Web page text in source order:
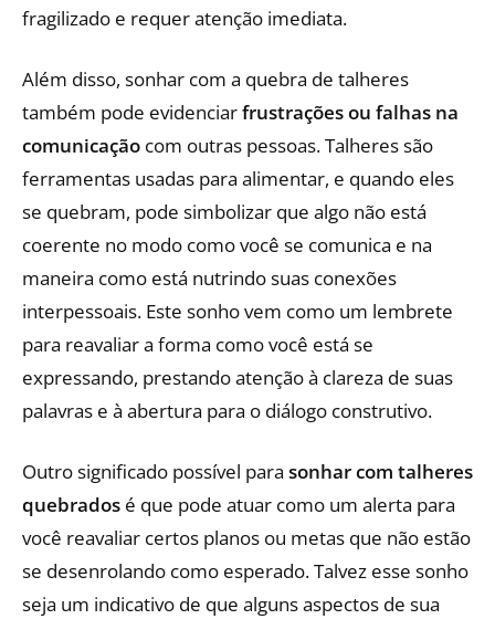
fragilizado e requer atenção imediata.
Além disso, sonhar com a quebra de talheres
também pode evidenciarfrustrações ou falhas na
comunicação com outras pessoas. Talheres são
ferramentas usadas para alimentar, e quando eles
se quebram, pode simbolizar que algo não está
coerente no modo como você se comunica e na
maneira como está nutrindo suas conexões
interpessoais. Este sonho vem como um lembrete
para reavaliar a forma como você está se
expressando, prestando atenção à clareza de suas
palavras e à abertura para o diálogo construtivo.
Outro significado possível para sonhar com talheres
quebrados é que pode atuar como um alerta para
você reavaliar certos planos ou metas que não estão
se desenrolando como esperado. Talvez esse sonho
seja um indicativo de que alguns aspectos de sua